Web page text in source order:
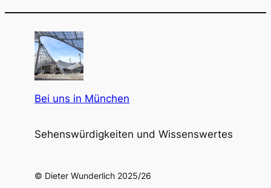
Bei uns in München
Sehenswürdigkeiten und Wissenswertes
© Dieter Wunderlich 2025/26